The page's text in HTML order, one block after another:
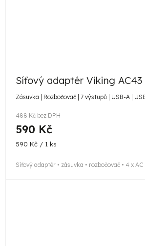
Síťový adaptér Viking AC43
Zásuvka | Rozbočovač | 7 výstupů | USB-A |
488 Kč bez DPH
590 Kč
Měrná
590 Kč / 1 ks
Síťový adaptér • zásuvka • rozbočovač • 4 x